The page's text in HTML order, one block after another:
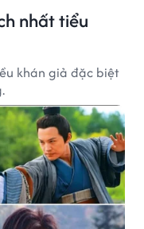
nhất tiểu
khán giả đặc biệt